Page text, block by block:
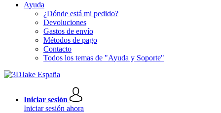
Ayuda
¿Dónde está mi pedido?
Devoluciones
Gastos de envío
Métodos de pago
Contacto
Todos los temas de "Ayuda y Soporte"
Iniciar sesión
Iniciar sesión ahora